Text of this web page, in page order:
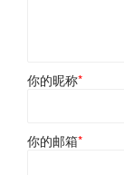
你的昵称*
你的邮箱*